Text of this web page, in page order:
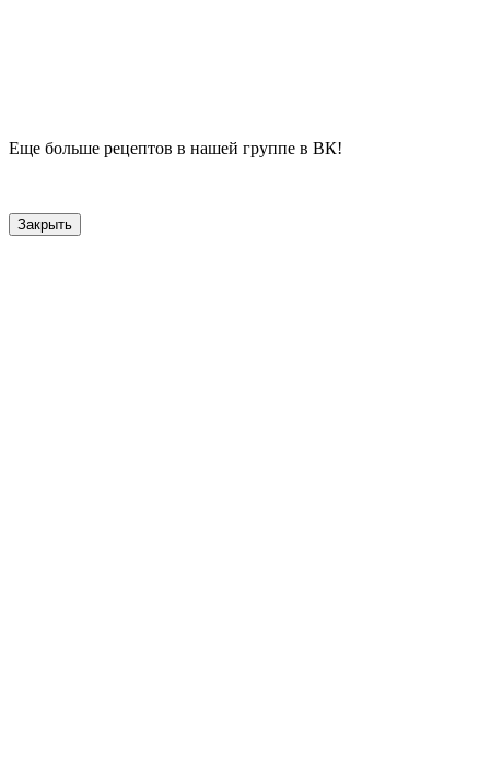
Еще больше рецептов в нашей группе в ВК!
Закрыть